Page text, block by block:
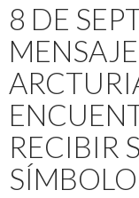
8 DE
RECIBIR